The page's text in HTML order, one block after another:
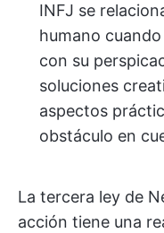
INFJ se
humano
con su
soluciones
aspectos
obstáculo en
La tercera ley de
acción tiene una